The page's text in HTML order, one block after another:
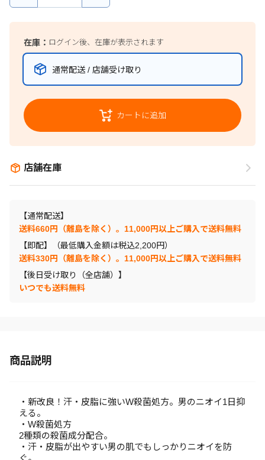
在庫： ログイン後、在庫が表示されます
通常配送 / 店舗受け取り
カートに追加
店舗在庫
【通常配送】
送料660円（離島を除く）。11,000円以上ご購入で送料無料
【即配】（最低購入金額は税込2,200円）
送料330円（離島を除く）。11,000円以上ご購入で送料無料
【後日受け取り（全店舗）】
いつでも送料無料
商品説明
・新改良！汗・皮脂に強いW殺菌処方。男のニオイ1日抑
える。
・W殺菌処方
2種類の殺菌成分配合。
・汗・皮脂が出やすい男の肌でもしっかりニオイを防
ぐ。